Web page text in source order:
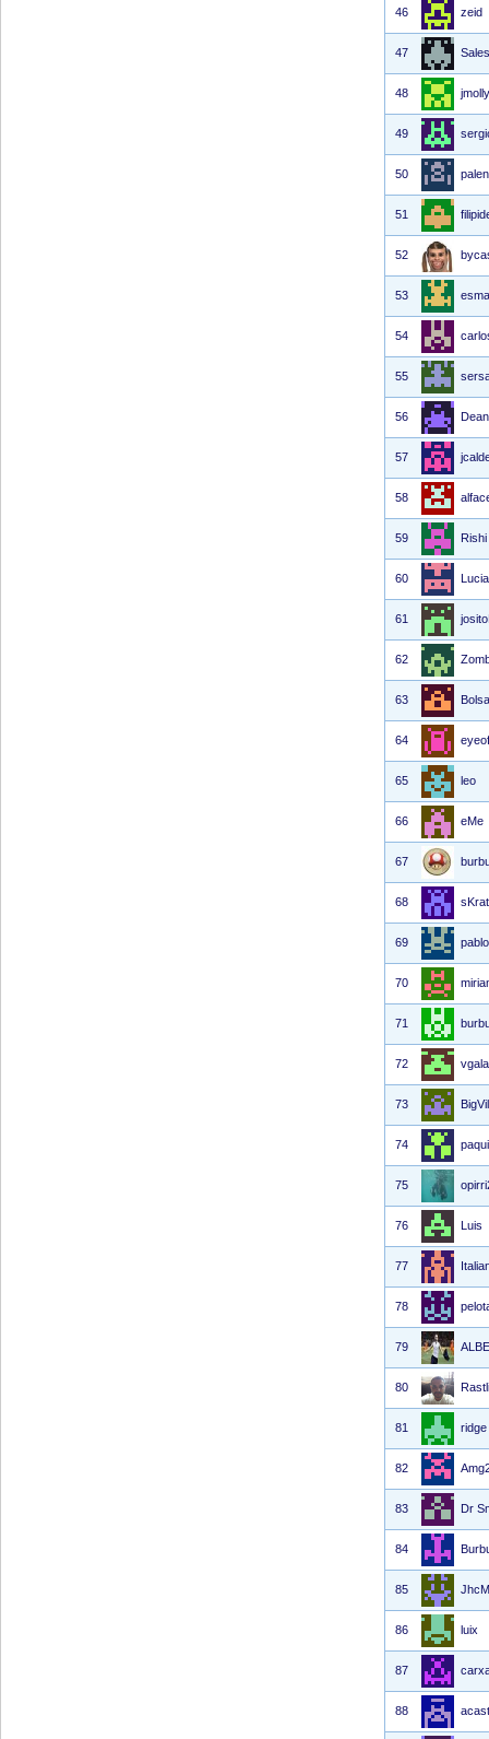
46 zeid
47
48 jmolly
49
50
51
52
53
54
55
56
57
58
59
60
61
62
63
64
65 leo
66 eMe
67
68
69
70
71
72
73
74
75
76 Luis
77
78
79
80
81 ridge
82
83 Dr
84
85
86 luix
87
88